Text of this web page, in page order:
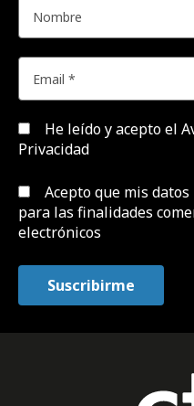
He leído y acepto el
Privacidad
Acepto que mis
para las finalidades
electrónicos